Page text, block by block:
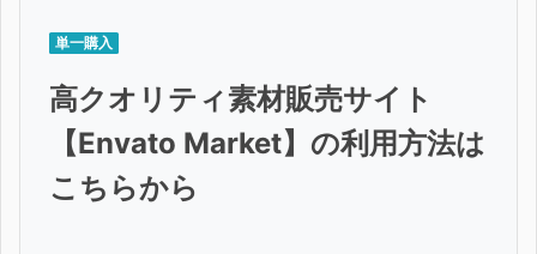
単一購入
高クオリティ素材販売サイト
【Envato Market】の利用方法は
こちらから